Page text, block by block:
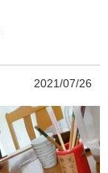
2021/07/26